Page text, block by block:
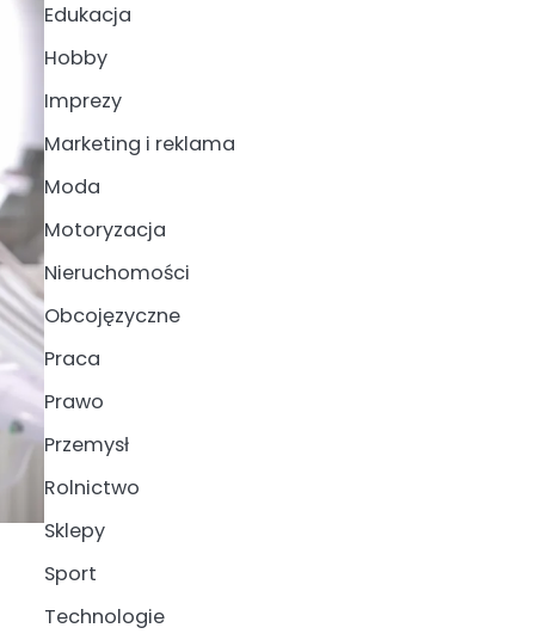
Edukacja
Hobby
Imprezy
Marketing i reklama
Moda
Motoryzacja
Nieruchomości
Obcojęzyczne
Praca
Prawo
Przemysł
Rolnictwo
Sklepy
Sport
Technologie